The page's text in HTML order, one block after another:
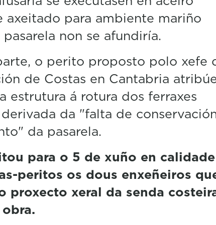
axeitado para ambiente mariño
non se afundiría.
o perito proposto polo xefe
de Costas en Cantabria
estrutura á rotura dos ferraxes
da "falta de
da pasarela.
para o 5 de xuño en
peritos os dous enxeñeiros
proxecto xeral da senda